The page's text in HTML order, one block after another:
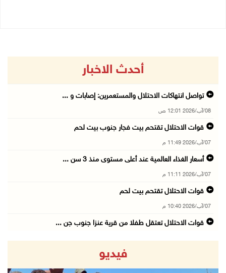
أحدث الاخبار
تواصل انتهاكات الاحتلال والمستعمرين: إصابات و ...
08/آب/2026 12:01 ص
قوات الاحتلال تقتحم بيت فجار جنوب بيت لحم
07/آب/2026 11:49 م
أسعار الغذاء العالمية عند أعلى مستوى منذ 3 سن ...
07/آب/2026 11:11 م
قوات الاحتلال تقتحم بيت لحم
07/آب/2026 10:40 م
قوات الاحتلال تعتقل طفلا من قرية عنزا جنوب جن ...
قوات الاحتلال تغلق مداخل يعبد جنوب غرب جنين
07/آب/2026 10:15 م
فيديو